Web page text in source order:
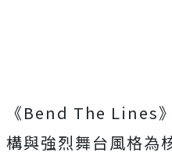
《Bend The Lines
構與強烈舞台風格為